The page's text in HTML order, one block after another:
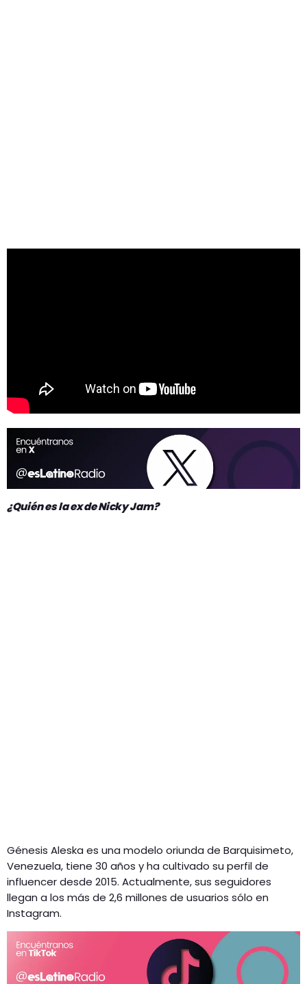
¿Quién es la ex de Nicky Jam?
Génesis Aleska es una modelo oriunda de Barquisimeto,
Venezuela, tiene 30 años y ha cultivado su perfil de
influencer desde 2015. Actualmente, sus seguidores
llegan a los más de 2,6 millones de usuarios sólo en
Instagram.